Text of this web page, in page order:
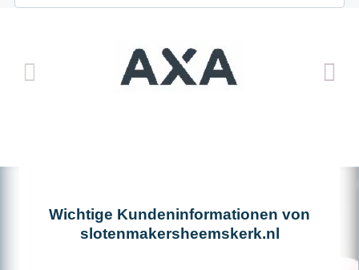
Wichtige Kundeninformationen von
slotenmakersheemskerk.nl